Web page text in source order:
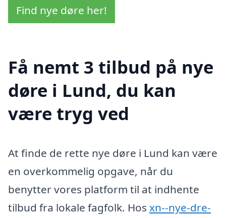
Find nye døre her!
Få nemt 3 tilbud på nye
døre i Lund, du kan
være tryg ved
At finde de rette nye døre i Lund kan være
en overkommelig opgave, når du
benytter vores platform til at indhente
tilbud fra lokale fagfolk. Hos xn--nye-dre-